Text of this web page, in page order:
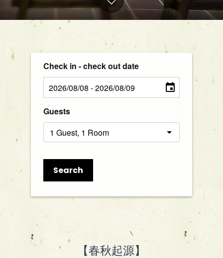
Check in - check out date
Guests
Search
【春秋起源】